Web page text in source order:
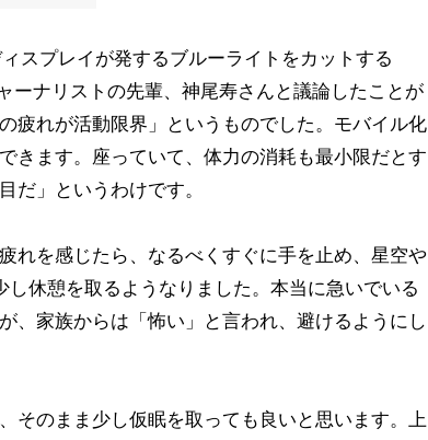
スプレイが発するブルーライトをカットする
ーナリストの先輩、神尾寿さんと議論したことが
疲れが活動限界」というものでした。モバイル化
きます。座っていて、体力の消耗も最小限だとす
だ」というわけです。
れを感じたら、なるべくすぐに手を止め、星空や
休憩を取るようなりました。本当に急いでいる
、家族からは「怖い」と言われ、避けるようにし
そのまま少し仮眠を取っても良いと思います。上